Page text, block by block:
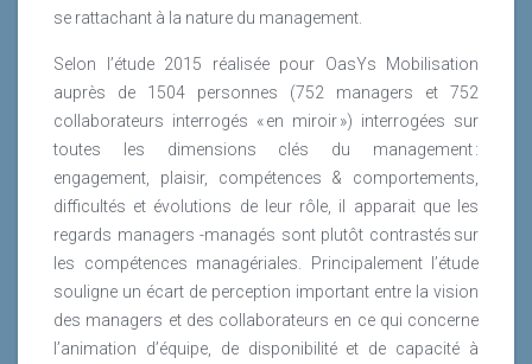
se rattachant à la nature du management.
Selon l’étude 2015 réalisée pour OasYs Mobilisation
auprès de 1504 personnes (752 managers et 752
collaborateurs interrogés « en miroir ») interrogées sur
toutes les dimensions clés du management :
engagement, plaisir, compétences & comportements,
difficultés et évolutions de leur rôle, il apparait que les
regards managers -managés sont plutôt contrastés sur
les compétences managériales. Principalement l’étude
souligne un écart de perception important entre la vision
des managers et des collaborateurs en ce qui concerne
l’animation d’équipe, de disponibilité et de capacité à